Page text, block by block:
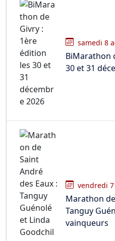
samedi 8
BiMarathon
30 et 31
vendredi
Marathon
Tanguy
vainqueurs